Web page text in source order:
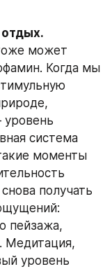
отдых.
может
Когда мы
уровень
система
моменты
получать
пейзажа,
Медитация,
уровень